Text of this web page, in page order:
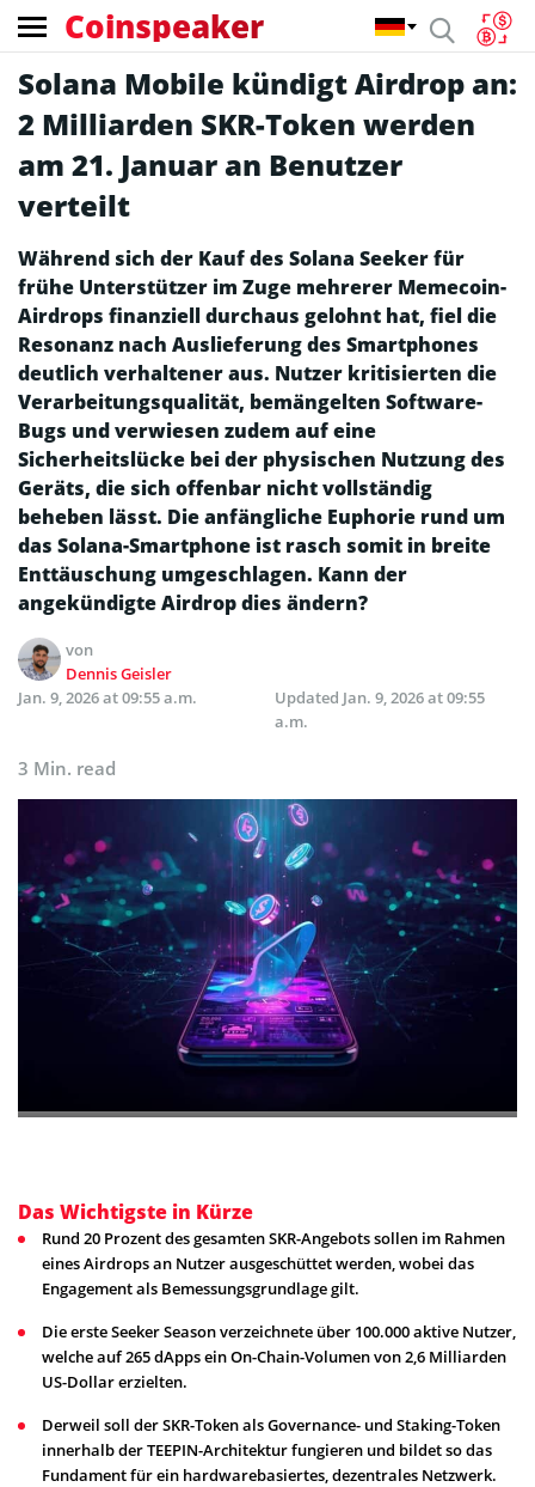
Coinspeaker
Solana Mobile kündigt Airdrop an:
2 Milliarden SKR-Token werden
am 21. Januar an Benutzer
verteilt
Während sich der Kauf des Solana Seeker für
frühe Unterstützer im Zuge mehrerer Memecoin-
Airdrops finanziell durchaus gelohnt hat, fiel die
Resonanz nach Auslieferung des Smartphones
deutlich verhaltener aus. Nutzer kritisierten die
Verarbeitungsqualität, bemängelten Software-
Bugs und verwiesen zudem auf eine
Sicherheitslücke bei der physischen Nutzung des
Geräts, die sich offenbar nicht vollständig
beheben lässt. Die anfängliche Euphorie rund um
das Solana-Smartphone ist rasch somit in breite
Enttäuschung umgeschlagen. Kann der
angekündigte Airdrop dies ändern?
von
Dennis Geisler
Jan. 9, 2026 at 09:55 a.m.
Updated Jan. 9, 2026 at 09:55
a.m.
3 Min. read
Das Wichtigste in Kürze
Rund 20 Prozent des gesamten SKR-Angebots sollen im Rahmen
eines Airdrops an Nutzer ausgeschüttet werden, wobei das
Engagement als Bemessungsgrundlage gilt.
Die erste Seeker Season verzeichnete über 100.000 aktive Nutzer,
welche auf 265 dApps ein On-Chain-Volumen von 2,6 Milliarden
US-Dollar erzielten.
Derweil soll der SKR-Token als Governance- und Staking-Token
innerhalb der TEEPIN-Architektur fungieren und bildet so das
Fundament für ein hardwarebasiertes, dezentrales Netzwerk.